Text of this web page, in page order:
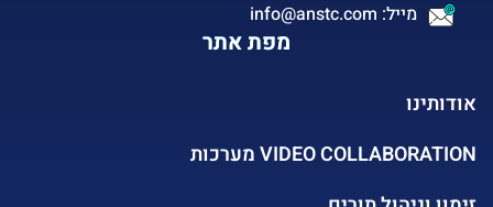
מייל: info@anstc.com
מפת אתר
אודותינו
VIDEO COLLABORATION מערכות